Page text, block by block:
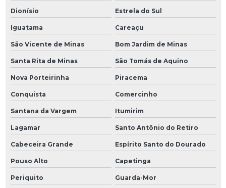
Dionísio Estrela do Sul
Iguatama Careaçu
São Vicente de Minas Bom Jardim de Minas
Santa Rita de Minas São Tomás de Aquino
Nova Porteirinha Piracema
Conquista Comercinho
Santana da Vargem Itumirim
Lagamar Santo Antônio do Retiro
Cabeceira Grande Espírito Santo do Dourado
Pouso Alto Capetinga
Periquito Guarda-Mor